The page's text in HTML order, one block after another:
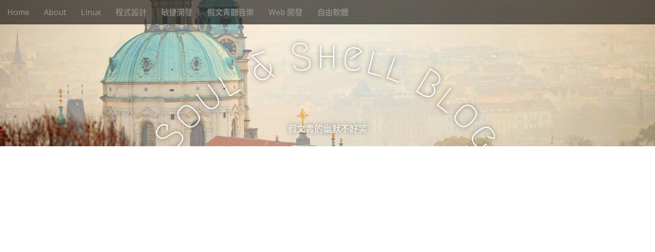
M
e
i
c
n
t
Home About Linux 程式設計 敏捷開發 假文青聽音樂 Web 開發 自由軟體
S
o
u
l& Shell B
l
o
g
假文青的幽默不好笑